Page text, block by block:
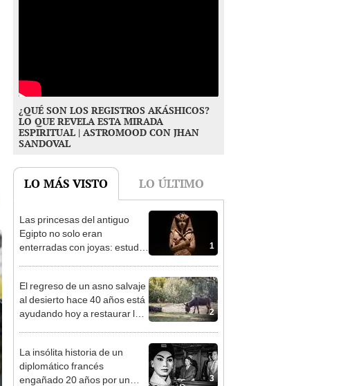
¿QUÉ SON LOS REGISTROS AKÁSHICOS?
LO QUE REVELA ESTA MIRADA
ESPIRITUAL | ASTROMOOD CON JHAN
SANDOVAL
LO MÁS VISTO LO ÚLTIMO
1
Las princesas del antiguo
Egipto no solo eran
enterradas con joyas: estudio
tumbas
2
El regreso de un asno salvaje
al desierto hace 40 años está
ayudando hoy a restaurar la
3
La insólita historia de un
diplomático francés
engañado 20 años por un